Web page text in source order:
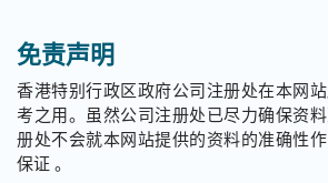
免责声明
香港特别行政区政府公司注册处在本网
考之用。虽然公司注册处已尽力确保资
册处不会就本网站提供的资料的准确性
保证 。